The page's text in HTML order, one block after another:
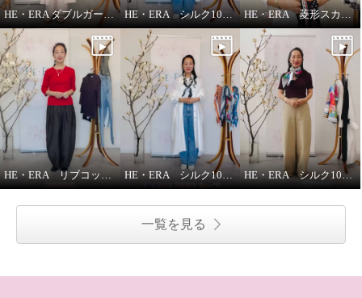
HE・ERA ダブルガーゼ パンツ HE・ERA シルク100％アレンジ広がる 菱形スカーフ HE・ERA 菱形スカーフの巻き方
HE・ERA リブコットンインナー 3枚セット HE・ERA シルク100％スカーフのうれしい機能 HE・ERA シルク100％ スクエアー 大判スカーフ
一覧を見る